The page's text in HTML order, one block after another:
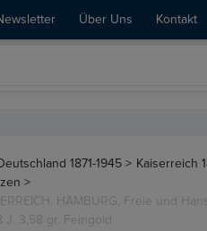
Über Uns Kontakt
1871-1945 > Kaiserreich
>
HAMBURG, Freie und
J. 3,58 gr. Feingold